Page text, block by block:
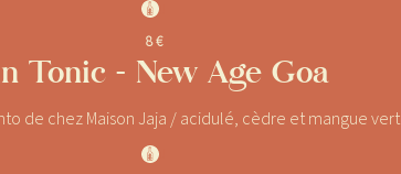
8 €
Tonic - New Age Goa
de chez Maison Jaja / acidulé, cèdre et mangue